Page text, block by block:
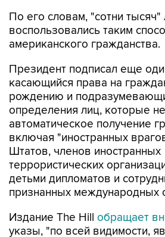
По его словам, "сотни
воспользовались таким
американского гражданства.
Президент подписал еще
касающийся права на
рождению и
определения лиц, которые
автоматическое получение
включая "иностранных
Штатов, членов иностранных
террористических
детьми дипломатов и
признанных международных
Издание The Hill обращает
указы, "по всей видимости,